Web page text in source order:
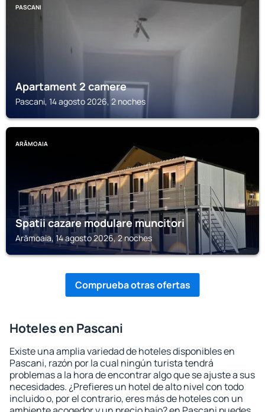
PASCANI
Apartament 2 camere
Pascani, 14 agosto 2026, 2 noches
ARĂMOAIA
Spatii cazare modulare muncitori
Arămoaia, 14 agosto 2026, 2 noches
Comprueba otras ofertas
Hoteles en Pascani
Existe una amplia variedad de hoteles disponibles en
Pascani, razón por la cual ningún turista tendrá
problemas a la hora de encontrar algo que se ajuste a sus
necesidades. ¿Prefieres un hotel de alto nivel con todo
incluido o, por el contrario, eres más de hoteles con un